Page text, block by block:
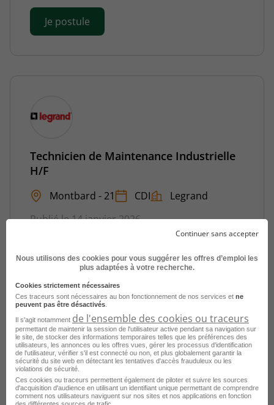
Je postule
Technicien de Maintenance Industrielle
H/F
Montbard - 21 CDI
Legrand
Publié le 14 janvier 2026
Consultez les offres d'emploi pour le
métierTechnicien de maintenance
industrielle dans d'autres villes
Continuer sans accepter
Nous utilisons des cookies pour vous suggérer les offres d’emploi les
plus adaptées à votre recherche.
Cookies strictement nécessaires
Ces traceurs sont nécessaires au bon fonctionnement de nos services et ne
peuvent pas être désactivés
Il s'agit notamment de l'ensemble des cookies ou traceurs
permettant de maintenir la session de l'utilisateur active pendant sa navigation sur
le site, de stocker des informations temporaires telles que les préférences des
utilisateurs, les annonces ou les offres vues, gérer les processus d'identification
de l'utilisateur, vérifier s'il est connecté ou non, et plus globalement garantir la
sécurité du site web en détectant les tentatives d'accès frauduleux ou les
violations de sécurité.
Ces cookies ou traceurs permettent également de piloter et suivre les sources
d'acquisition d'audience en utilisant un identifiant unique permettant de comprendre
comment nos utilisateurs naviguent sur nos sites et nos applications en fonction